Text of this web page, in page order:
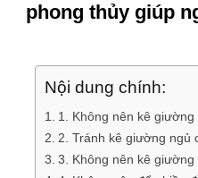
phong thủy giúp
Nội dung chính:
1. Không nên kê
2. Tránh kê giường ngủ
3. Không nên kê